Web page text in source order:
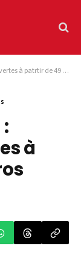
patrtir de 49 800 euros
à